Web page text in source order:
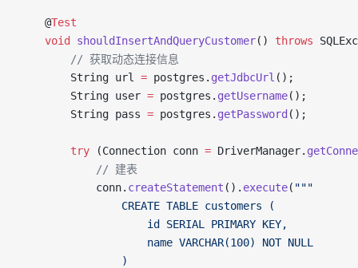
    @
Test
    void
shouldInsertAndQueryCustomer() throws
        // 获取动态连接信息
        String url
= postgres. getJdbcUrl ();
        String user
= postgres. getUsername();
        String pass
= postgres. getPassword ();
        try
(Connection conn = DriverManager.
            // 建表
            conn.
createStatement (). execute( """
                CREATE TABLE customers (
                    id SERIAL PRIMARY KEY,
                    name VARCHAR(100) NOT NULL
                )